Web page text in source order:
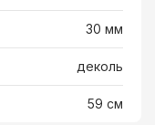
30 мм
деколь
59 см